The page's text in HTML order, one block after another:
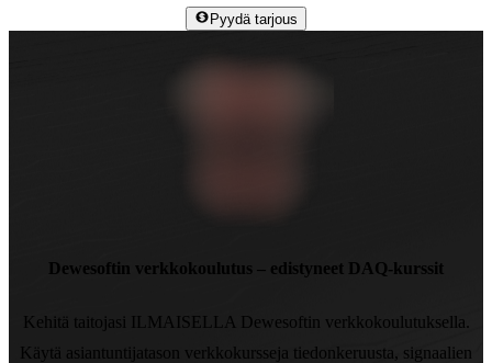
Pyydä tarjous
Dewesoftin verkkokoulutus – edistyneet DAQ-kurssit
Kehitä taitojasi ILMAISELLA Dewesoftin verkkokoulutuksella.
Käytä asiantuntijatason verkkokursseja tiedonkeruusta, signaalien